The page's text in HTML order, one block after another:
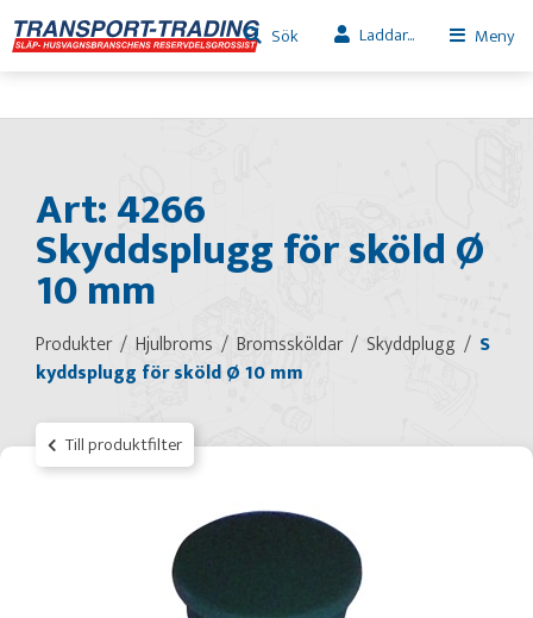
Sök Laddar... Meny
Art: 4266
Skyddsplugg för sköld Ø
10 mm
Produkter Hjulbroms Bromssköldar Skyddplugg
S
kyddsplugg för sköld Ø 10 mm
Till produktfilter